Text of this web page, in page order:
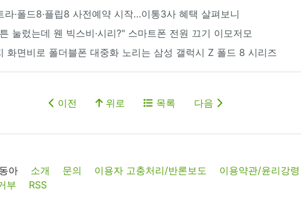
·폴드8·플립8 사전예약 시작…이통3사 혜택 살펴보니
눌렀는데 웬 빅스비·시리?" 스마트폰 전원 끄기 이모저모
화면비로 폴더블폰 대중화 노리는 삼성 갤럭시 Z 폴드 8 시리즈
이전 위로 목록 다음
아 소개 문의 이용자 고충처리/반론보도 이용약관/윤리강령
부
RSS